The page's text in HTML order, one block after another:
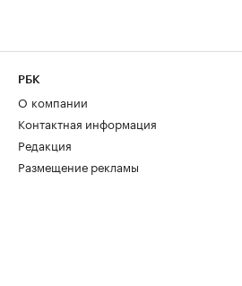
РБК
О компании
Контактная информация
Редакция
Размещение рекламы